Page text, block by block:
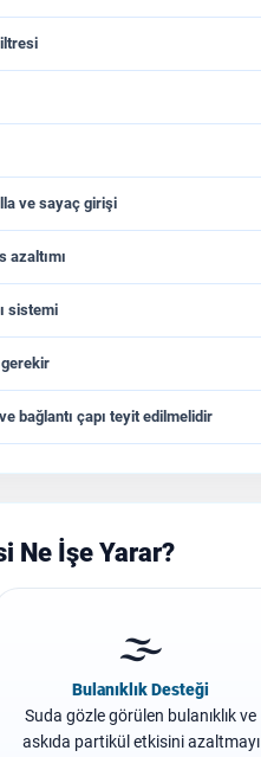
ve sayaç girişi
azaltımı
sistemi
bağlantı çapı teyit edilmelidir
Ne İşe Yarar?
🌫️
Bulanıklık Desteği
Suda gözle görülen bulanıklık ve
askıda partikül etkisini azaltmayı